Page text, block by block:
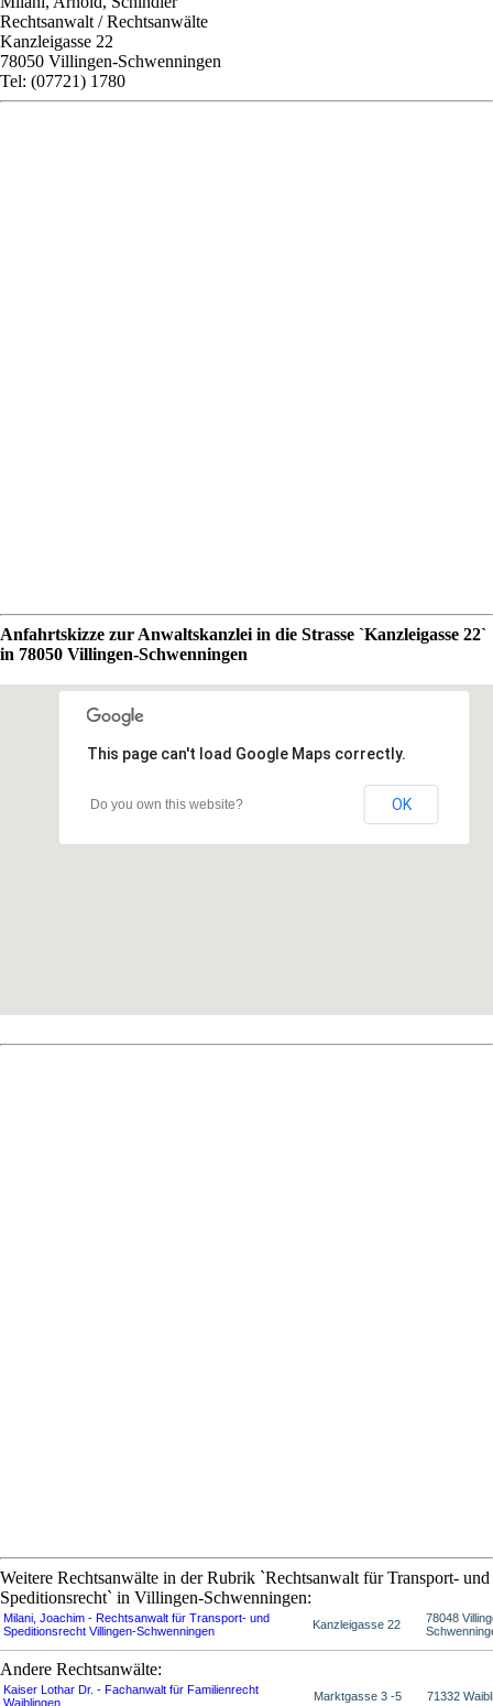
Rechtsanwalt / Rechtsanwälte
Kanzleigasse 22
78050 Villingen-Schwenningen
Tel: (07721) 1780
Anfahrtskizze zur Anwaltskanzlei in die Strasse `Kanzleigasse 22`
in 78050 Villingen-Schwenningen
This page can't load Google Maps correctly.
Do you own this website? OK
Weitere Rechtsanwälte in der Rubrik `Rechtsanwalt für Transport- und
Speditionsrecht` in Villingen-Schwenningen:
Milani, Joachim - Rechtsanwalt für Transport- und
Speditionsrecht Villingen-Schwenningen
Kanzleigasse 22
78048
Andere Rechtsanwälte:
Kaiser Lothar Dr. - Fachanwalt für Familienrecht
Waiblingen
Marktgasse 3 -5
71332